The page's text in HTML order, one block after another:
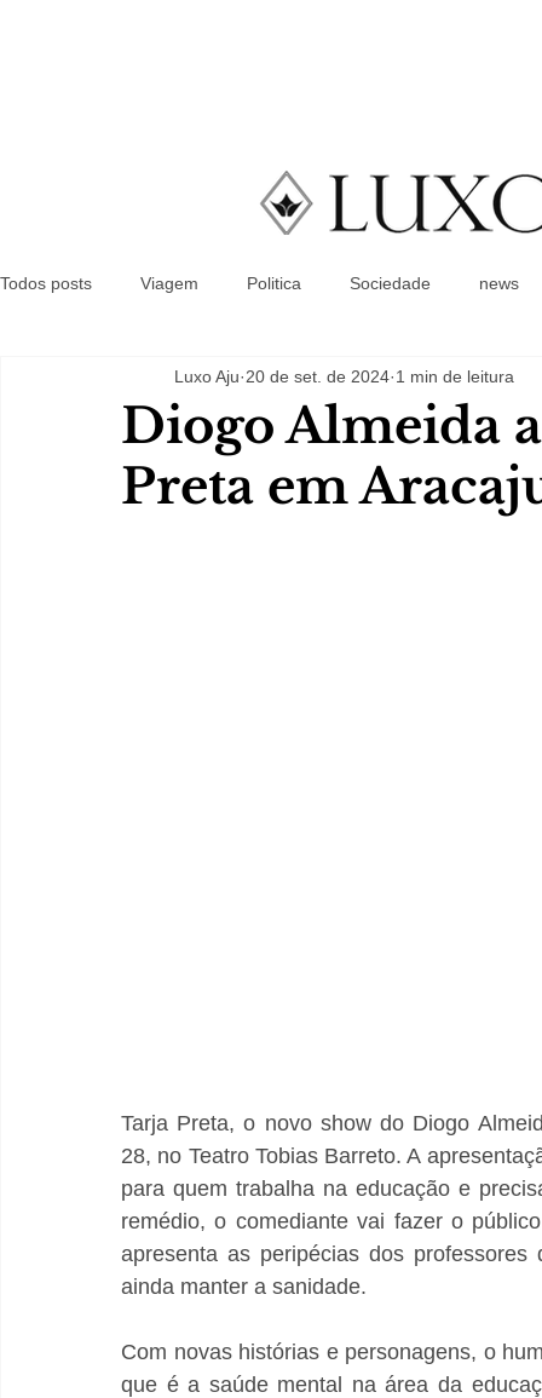
Todos posts Viagem Politica Sociedade news
Diogo Almeida
Preta em
Luxo Aju 20 de set. de 2024 1 min de leitura
Tarja Preta, o novo show do Diogo
28, no Teatro Tobias Barreto. A
para quem trabalha na educação e
remédio, o comediante vai fazer o
apresenta as peripécias dos
ainda manter a sanidade.
Com novas histórias e personagens, o
que é a saúde mental na área da